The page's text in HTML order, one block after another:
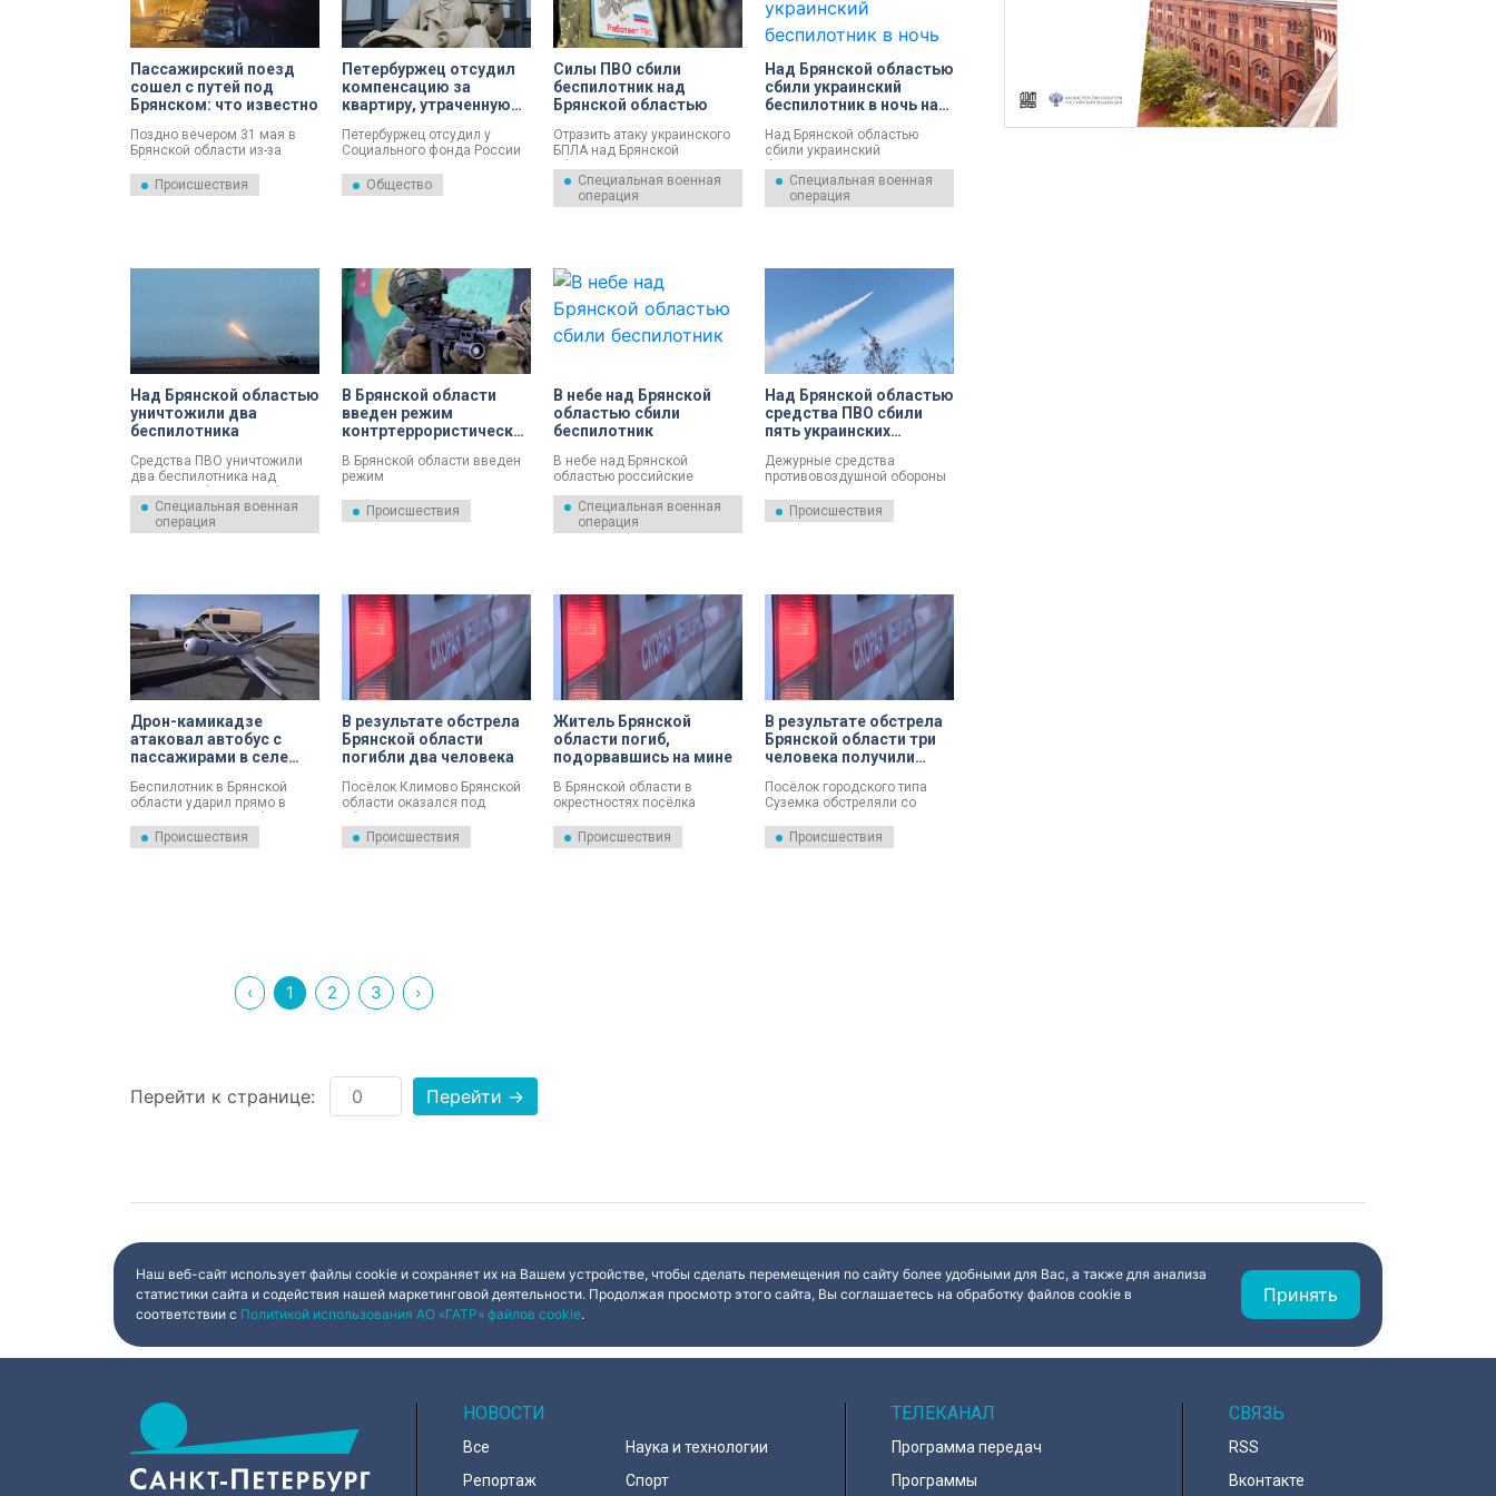
Пассажирский поезд
сошел с путей под
Брянском: что известно
Поздно вечером 31 мая в
Брянской области из-за
обрушения моста с путей
сошел пассажирский поезд
№ 86 Климов — Москва. Что
Происшествия
Петербуржец отсудил
компенсацию за
квартиру, утраченную
аварии
Петербуржец отсудил у
Социального фонда России
утраченную в результате
аварии на Чернобыльской
судов общей юрисдикции
Брянской области.
Общество
Силы ПВО сбили
беспилотник над
Брянской областью
Отразить атаку украинского
БПЛА над Брянской
областью удалось минувшей
ночью.Специальная военная
операция
Над Брянской областью
сбили украинский
беспилотник в ночь на
Над Брянской областью
сбили украинский
беспилотник в ночь на 23
декабря. Об этом сообщили
в министерстве обороны
России.
Специальная военная
операция
Над Брянской областью
уничтожили два
беспилотника
Средства ПВО уничтожили
два беспилотника над
Брянской областью. Об этом
сообщил губернатор региона
Александр Богомаз.
Специальная военная
операция
В Брянской области
введен режим
контртеррористической
В Брянской области введен
режим
операции. Об этом сообщил
Национальный
Происшествия
В небе над Брянской
областью сбили
беспилотник
В небе над Брянской
областью российские
украинский беспилотник. Об
этом сообщает пресс-
служба Минобороны РФ.
Специальная военная
операция
Над Брянской областью
средства ПВО сбили
пять украинских
Дежурные средства
противовоздушной обороны
беспилотников в небе над
Брянской областью.
Происшествия
Дрон-камикадзе
атаковал автобус с
пассажирами в селе
пострадавшие
Беспилотник в Брянской
области ударил прямо в
Происшествия
В результате обстрела
Брянской области
погибли два человека
Посёлок Климово Брянской
области оказался под
Украины. В результате
обстрела погибли женщина и
Происшествия
Житель Брянской
области погиб,
подорвавшись на мине
В Брянской области в
окрестностях посёлка
погиб, подорвавшись на
мине. Об этом 12 марта
Происшествия
В результате обстрела
Брянской области три
человека получили
Посёлок городского типа
Суземка обстреляли со
результате инцидента три
человека получили ранения.
Происшествия
‹ 1 2 3 ›
Перейти к странице: Перейти →
Наш веб-сайт использует файлы cookie и сохраняет их на Вашем устройстве, чтобы сделать перемещения по сайту более удобными для Вас, а также для анализа
статистики сайта и содействия нашей маркетинговой деятельности. Продолжая просмотр этого сайта, Вы соглашаетесь на обработку файлов cookie в
соответствии с Политикой использования АО «ГАТР» файлов cookie.
Принять
НОВОСТИ
Все
Репортаж
Наука и технологии
Спорт
ТЕЛЕКАНАЛ
Программа передач
Программы
СВЯЗЬ
RSS
Вконтакте